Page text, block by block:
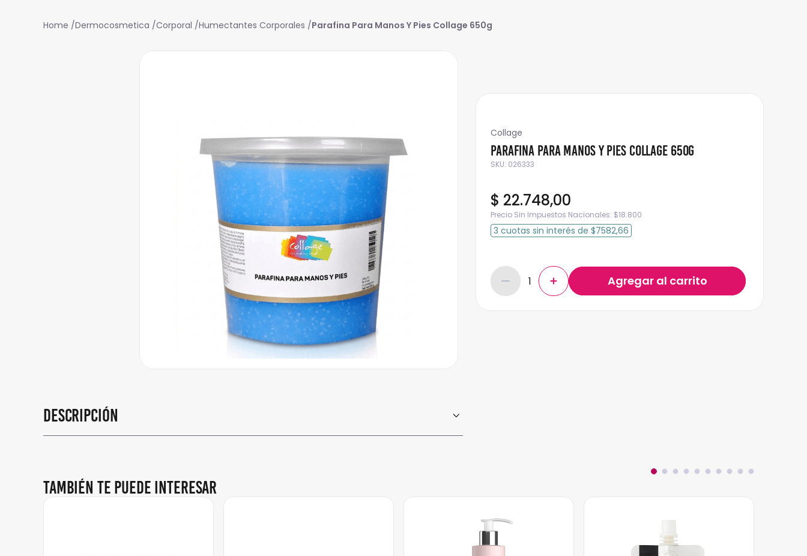
Dermocosmetica Corporal Humectantes Corporales Parafina Para Manos Y Pies Collage 650g
Descripción
Collage
Parafina Para Manos Y Pies Collage 650g
SKU: 026333
$ 22.748,00
Precio Sin Impuestos Nacionales: $18.800
3 cuotas sin interés de $7582,66
También te puede interesar